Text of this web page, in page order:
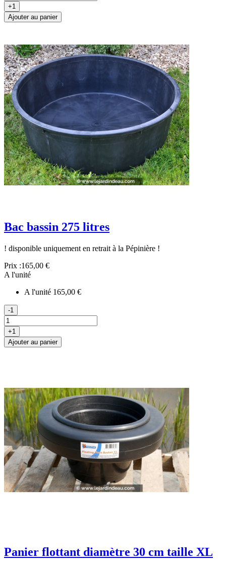
+1
Ajouter au panier
Bac bassin 275 litres
! disponible uniquement en retrait à la Pépinière !
Prix :165,00 €
A l'unité
A l'unité 165,00 €
-1
+1
Ajouter au panier
Panier flottant diamètre 30 cm taille XL